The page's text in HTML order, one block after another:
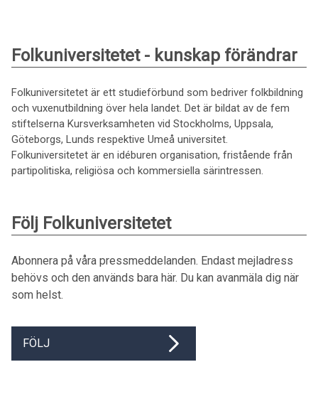
Folkuniversitetet - kunskap förändrar
Folkuniversitetet är ett studieförbund som bedriver folkbildning
och vuxenutbildning över hela landet. Det är bildat av de fem
stiftelserna Kursverksamheten vid Stockholms, Uppsala,
Göteborgs, Lunds respektive Umeå universitet.
Folkuniversitetet är en idéburen organisation, fristående från
partipolitiska, religiösa och kommersiella särintressen.
Följ Folkuniversitetet
Abonnera på våra pressmeddelanden. Endast mejladress
behövs och den används bara här. Du kan avanmäla dig när
som helst.
FÖLJ